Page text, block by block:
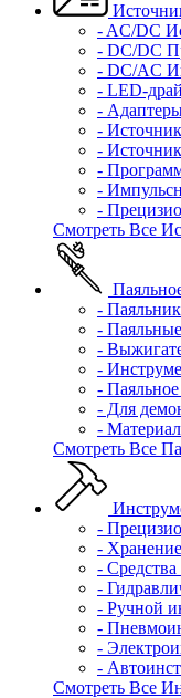
- AC/DC
- DC/DC
- DC/AC
- LED-
-
-
-
-
-
-
Смотреть Все
-
-
-
-
-
- Для
-
Смотреть Все
-
-
-
-
- Ручной
-
-
-
Смотреть Все